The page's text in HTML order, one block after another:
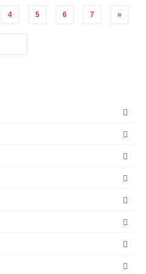
4 5 6 7 »